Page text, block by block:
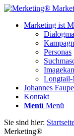
Marketing ist
Personas
Johannes
Kontakt
Menü Menü
Sie sind hier:
Merketing®